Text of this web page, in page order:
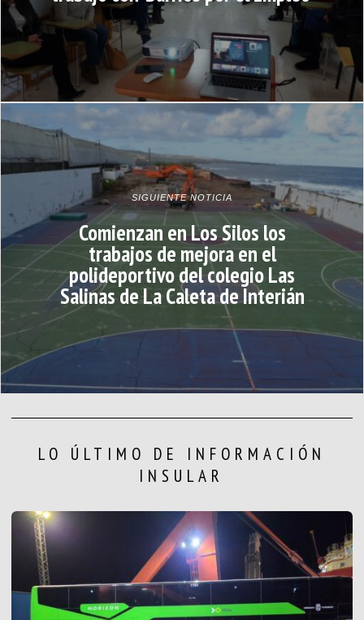
SIGUIENTE NOTICIA
Comienzan en Los Silos los
trabajos de mejora en el
polideportivo del colegio Las
Salinas de La Caleta de Interián
LO ÚLTIMO DE INFORMACIÓN
INSULAR